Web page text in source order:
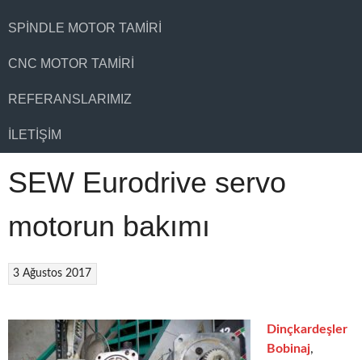
SPINDLE MOTOR TAMIRI
CNC MOTOR TAMIRI
REFERANSLARIMIZ
İLETIŞIM
SEW Eurodrive servo
motorun bakımı
3 Ağustos 2017
Dinçkardeşler
Bobinaj,